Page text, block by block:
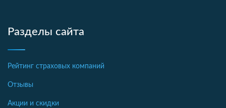
Разделы сайта
Рейтинг страховых компаний
Отзывы
Акции и скидки